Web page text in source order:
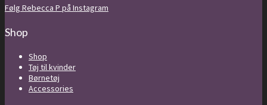
Følg Rebecca P på Instagram
Shop
Shop
Tøj til kvinder
Børnetøj
Accessories